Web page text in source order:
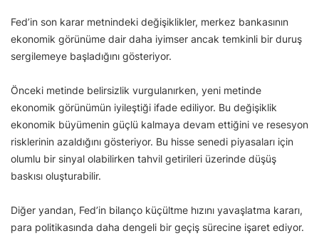
Fed’in son karar metnindeki değişiklikler, merkez bankasının
ekonomik görünüme dair daha iyimser ancak temkinli bir duruş
sergilemeye başladığını gösteriyor.
Önceki metinde belirsizlik vurgulanırken, yeni metinde
ekonomik görünümün iyileştiği ifade ediliyor. Bu değişiklik
ekonomik büyümenin güçlü kalmaya devam ettiğini ve resesyon
risklerinin azaldığını gösteriyor. Bu hisse senedi piyasaları için
olumlu bir sinyal olabilirken tahvil getirileri üzerinde düşüş
baskısı oluşturabilir.
Diğer yandan, Fed’in bilanço küçültme hızını yavaşlatma kararı,
para politikasında daha dengeli bir geçiş sürecine işaret ediyor.